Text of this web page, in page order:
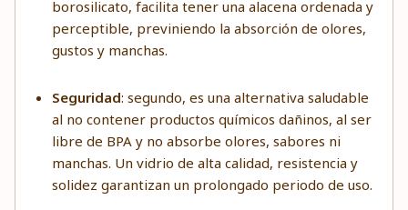
borosilicato, facilita tener una alacena ordenada y
perceptible, previniendo la absorción de olores,
gustos y manchas.
Seguridad: segundo, es una alternativa saludable
al no contener productos químicos dañinos, al ser
libre de BPA y no absorbe olores, sabores ni
manchas. Un vidrio de alta calidad, resistencia y
solidez garantizan un prolongado periodo de uso.